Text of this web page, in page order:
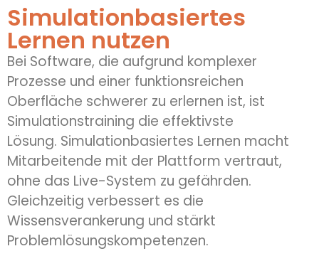
Simulationbasiertes
Lernen nutzen
Bei Software, die aufgrund komplexer
Prozesse und einer funktionsreichen
Oberfläche schwerer zu erlernen ist, ist
Simulationstraining die effektivste
Lösung. Simulationbasiertes Lernen macht
Mitarbeitende mit der Plattform vertraut,
ohne das Live-System zu gefährden.
Gleichzeitig verbessert es die
Wissensverankerung und stärkt
Problemlösungskompetenzen.